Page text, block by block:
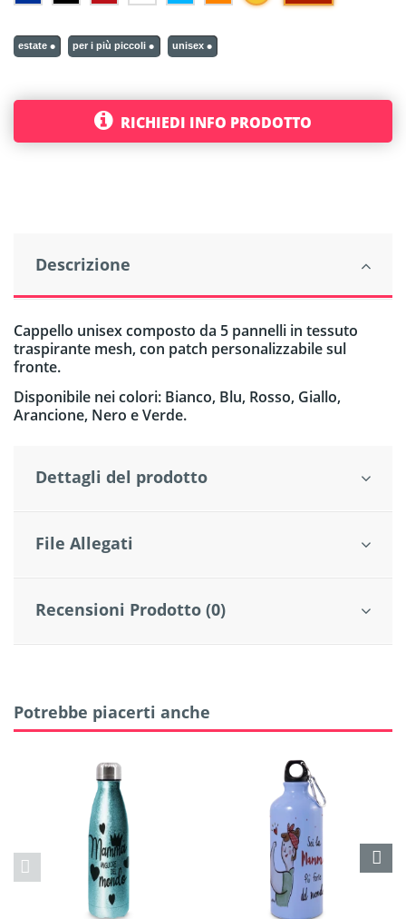
estate per i più piccoli unisex
RICHIEDI INFO PRODOTTO
Descrizione
Cappello unisex composto da 5 pannelli in tessuto
traspirante mesh, con patch personalizzabile sul
fronte.
Disponibile nei colori: Bianco, Blu, Rosso, Giallo,
Arancione, Nero e Verde.
Dettagli del prodotto
File Allegati
Recensioni Prodotto (0)
Potrebbe piacerti anche